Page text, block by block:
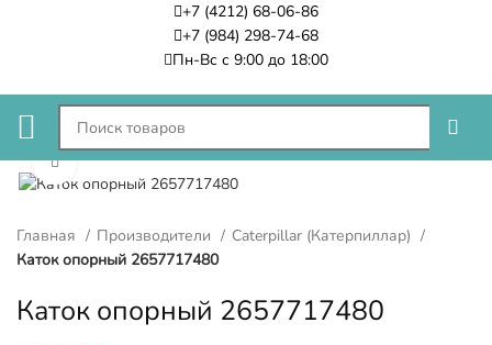
+7 (4212) 68-06-86
+7 (984) 298-74-68
Пн-Вс с 9:00 до 18:00
Нажмите, чтобы увеличить
Главная Производители
Caterpillar (Катерпиллар)
Каток опорный 2657717480
Каток опорный 2657717480